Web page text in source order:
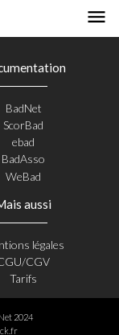
BadNet
ScorBad
ebad
BadAsso
WeBad
aussi
légales
CGV
Tarifs
2024